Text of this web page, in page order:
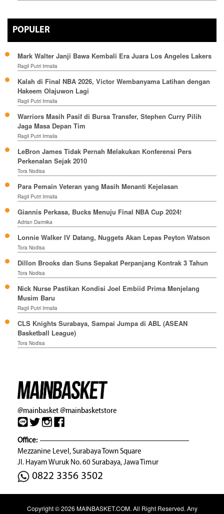
POPULER
Mark Walter Janji Bawa Kembali Era Juara Los Angeles Lakers
Ragil Putri Irmalia
Kalah di Final NBA 2026, Victor Wembanyama Latihan dengan
Hakeem Olajuwon Lagi
Ragil Putri Irmalia
Warriors Masih Pasif di Bursa Transfer, Stephen Curry Pilih
Jaga Masa Depan Tim
Ragil Putri Irmalia
LeBron James Tidak Pernah Melakukan Konferensi Pers
Perkenalan Sejak 2010
Tora Nodisa
Para Pemain Veteran yang Masih Menanti Kejelasan
Ragil Putri Irmalia
Giannis Perkasa, Bucks Menuju Final NBA Cup 2024!
Adrian Darmika
Lonnie Walker IV Datang, Nuggets Akan Lepas Peyton Watson
Tora Nodisa
Dillon Brooks dan Suns Sepakat Perpanjang Kontrak 3 Tahun
Tora Nodisa
Nick Nurse Pastikan Kondisi Joel Embiid Prima Menjelang
Musim Baru
Ragil Putri Irmalia
CLS Knights Surabaya, Sampai Jumpa di ABL (ASEAN
Basketball League)
Tora Nodisa
@mainbasket@mainbasketstore
Office:
Mezzanine Level, Surabaya Town Square
Jl. Hayam Wuruk No. 60 Surabaya, Jawa Timur
0822 3356 3502
Copyright © 2026 MAINBASKET.COM. All Right Reserved. Any